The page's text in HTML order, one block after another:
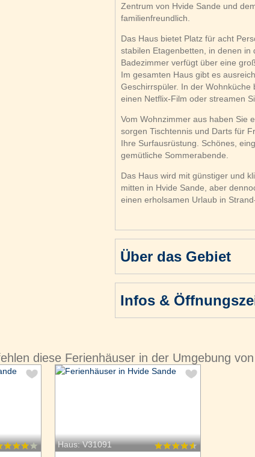
Zentrum von Hvide Sande und
familienfreundlich.
Das Haus bietet Platz für acht
stabilen Etagenbetten, in denen in
Badezimmer verfügt über eine
Im gesamten Haus gibt es
Geschirrspüler. In der
einen Netflix-Film oder streamen
Vom Wohnzimmer aus haben Sie
sorgen Tischtennis und Darts für
Ihre Surfausrüstung. Schönes,
gemütliche Sommerabende.
Das Haus wird mit günstiger und
mitten in Hvide Sande, aber
einen erholsamen Urlaub in
Über das Gebiet
Infos &
diese Ferienhäuser in der Umgebung
Haus: V31091